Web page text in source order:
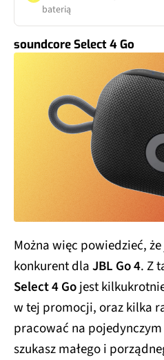
baterią
soundcore Select 4 Go
Można więc powiedzieć,
konkurent dlaJBL Go 4. Z
Select 4 Gojest
w tej promocji, oraz kilka
pracować na
szukasz małego i